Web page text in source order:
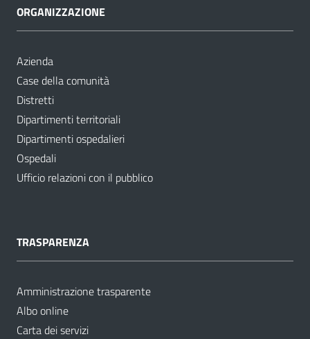
ORGANIZZAZIONE
Azienda
Case della comunità
Distretti
Dipartimenti territoriali
Dipartimenti ospedalieri
Ospedali
Ufficio relazioni con il pubblico
TRASPARENZA
Amministrazione trasparente
Albo online
Carta dei servizi